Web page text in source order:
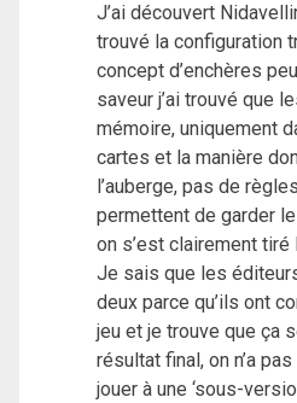
J’ai découvert
trouvé la configuration
concept d’enchères
saveur j’ai trouvé que
mémoire, uniquement
cartes et la manière
l’auberge, pas de
permettent de garder
on s’est clairement
Je sais que les
deux parce qu’ils ont
jeu et je trouve que ça
résultat final, on n’a
jouer à une ‘sous-